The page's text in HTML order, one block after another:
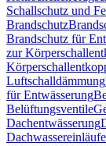
Schallschutz und
Brandschutz
Brandschutz für
zur
Luftschalldämmung
für Entwässerung
Belüftungsventile
Dachentwässerung
Dachwassereinläufe